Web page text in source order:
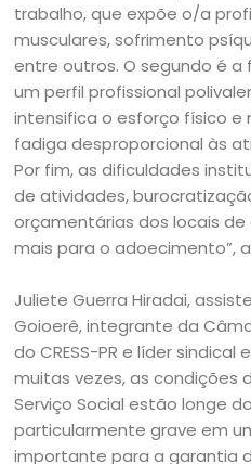
trabalho, que expõe o/a
musculares, sofrimento
entre outros. O segundo é a
um perfil profissional
intensifica o esforço físico e
fadiga desproporcional às
Por fim, as dificuldades
de atividades,
orçamentárias dos locais
mais para o adoecimento”,
Juliete Guerra Hiradai,
Goioerê, integrante da
do CRESS-PR e líder
muitas vezes, as condições
Serviço Social estão longe
particularmente grave em
importante para a garantia